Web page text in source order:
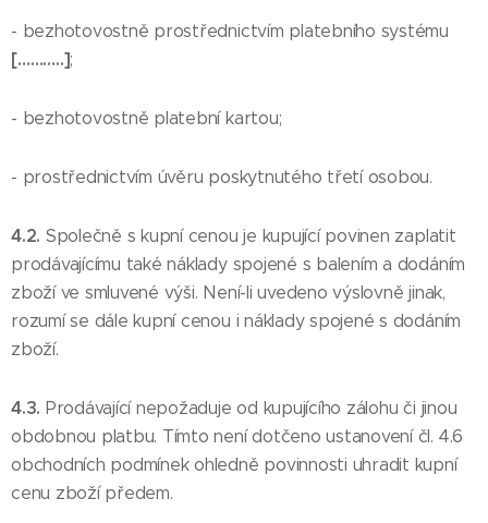
- bezhotovostně prostřednictvím platebního systému
[………..];
- bezhotovostně platební kartou;
- prostřednictvím úvěru poskytnutého třetí osobou.
4.2. Společně s kupní cenou je kupující povinen zaplatit
prodávajícímu také náklady spojené s balením a dodáním
zboží ve smluvené výši. Není-li uvedeno výslovně jinak,
rozumí se dále kupní cenou i náklady spojené s dodáním
zboží.
4.3. Prodávající nepožaduje od kupujícího zálohu či jinou
obdobnou platbu. Tímto není dotčeno ustanovení čl. 4.6
obchodních podmínek ohledně povinnosti uhradit kupní
cenu zboží předem.